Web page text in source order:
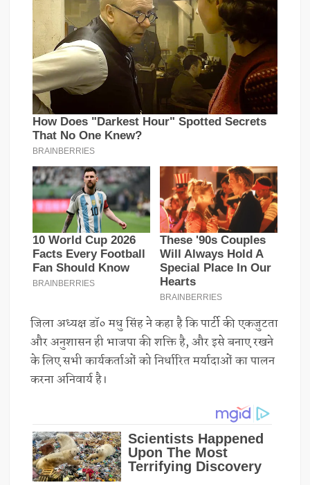
जिला अध्यक्ष डॉ० मधु सिंह ने कहा है कि पार्टी की एकजुटता
और अनुशासन ही भाजपा की शक्ति है, और इसे बनाए रखने
के लिए सभी कार्यकर्ताओं को निर्धारित मर्यादाओं का पालन
करना अनिवार्य है।